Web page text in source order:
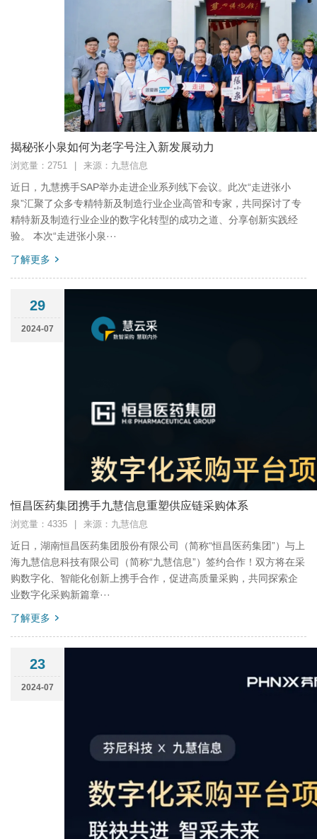
揭秘张小泉如何为老字号注入新发展动力
浏览量：2751 来源：九慧信息
近日，九慧携手SAP举办走进企业系列线下会议。此次“走进张小
泉”汇聚了众多专精特新及制造行业企业高管和专家，共同探讨了专
精特新及制造行业企业的数字化转型的成功之道、分享创新实践经
验。 本次“走进张小泉···
了解更多
29
2024-07
恒昌医药集团携手九慧信息重塑供应链采购体系
浏览量：4335 来源：九慧信息
近日，湖南恒昌医药集团股份有限公司（简称“恒昌医药集团”）与上
海九慧信息科技有限公司（简称“九慧信息”）签约合作！双方将在采
购数字化、智能化创新上携手合作，促进高质量采购，共同探索企
业数字化采购新篇章···
了解更多
23
2024-07